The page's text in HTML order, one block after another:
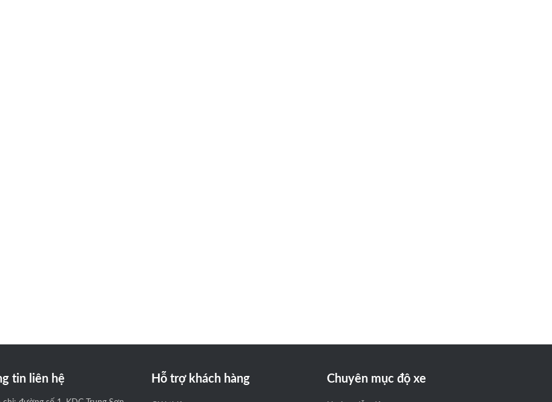
tin liên hệ Hỗ trợ khách hàng Chuyên mục độ xe